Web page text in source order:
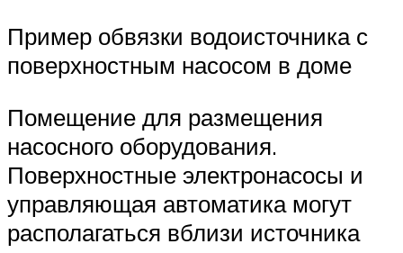
Пример обвязки водоисточника с
поверхностным насосом в доме
Помещение для размещения
насосного оборудования.
Поверхностные электронасосы и
управляющая автоматика могут
располагаться вблизи источника